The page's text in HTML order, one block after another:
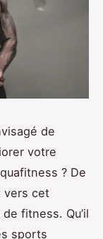
de
votre
? De
vers cet
fitness. Qu’il
sports